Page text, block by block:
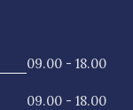
09.00 - 18.00
09.00 - 18.00